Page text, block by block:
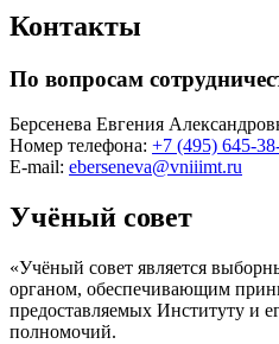
Контакты
По вопросам
Берсенева Евгения
Номер телефона: +7 (495) 645-
E-mail: eberseneva@vniiimt.ru
Учёный совет
«Учёный совет является
органом, обеспечивающим
предоставляемых Институту и
полномочий.